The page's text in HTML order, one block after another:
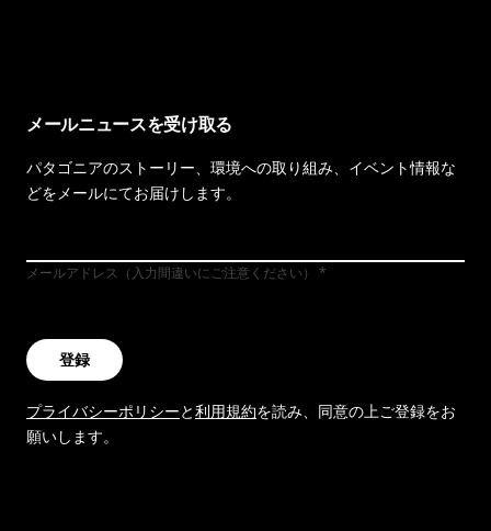
メールニュースを受け取る
パタゴニアのストーリー、環境への取り組み、イベント情報な
どをメールにてお届けします。
メールアドレス（入力間違いにご注意ください）
登録
プライバシーポリシーと利用規約を読み、同意の上ご登録をお
願いします。